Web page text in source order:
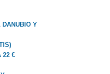
DANUBIO Y
22 €